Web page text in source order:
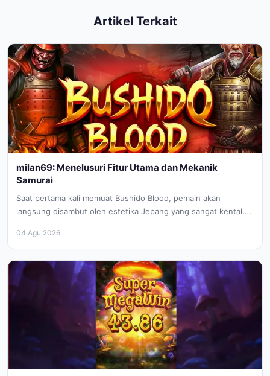
Artikel Terkait
milan69: Menelusuri Fitur Utama dan Mekanik
Samurai
Saat pertama kali memuat Bushido Blood, pemain akan
langsung disambut oleh estetika Jepang yang sangat kental.
04 Agu 2026